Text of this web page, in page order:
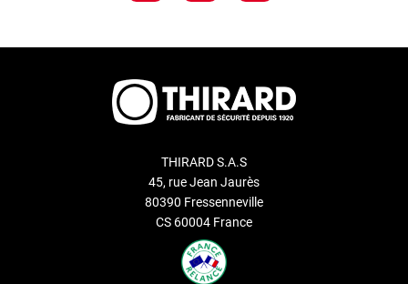
THIRARD S.A.S
45, rue Jean Jaurès
80390 Fressenneville
CS 60004 France